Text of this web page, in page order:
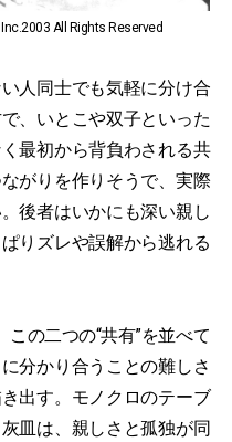
All Rights Reserved
人同士でも気軽に分け合
、いとこや双子といった
最初から背負わされる共
がりを作りそうで、実際
後者はいかにも深い親し
りズレや誤解から逃れる
の二つの“共有”を並べて
分かり合うことの難しさ
出す。モノクロのテーブ
皿は、親しさと孤独が同